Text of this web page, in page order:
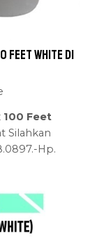
Feet White Di
100 Feet
Silahkan
Hp.